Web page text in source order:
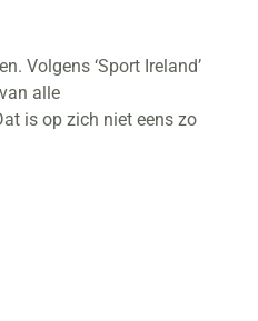
Volgens ‘Sport Ireland’
alle
is op zich niet eens zo